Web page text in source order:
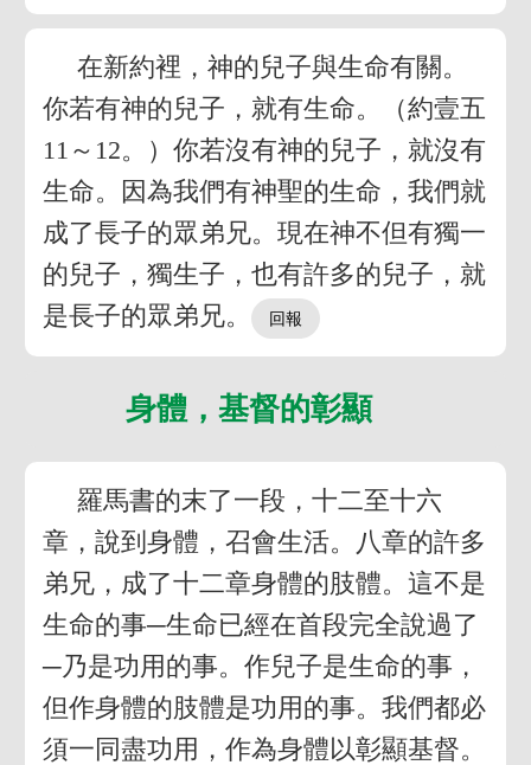
在新約裡，神的兒子與生命有關。
你若有神的兒子，就有生命。（約壹五
11～12。）你若沒有神的兒子，就沒有
生命。因為我們有神聖的生命，我們就
成了長子的眾弟兄。現在神不但有獨一
的兒子，獨生子，也有許多的兒子，就
是長子的眾弟兄。
身體，基督的彰顯
羅馬書的末了一段，十二至十六
章，說到身體，召會生活。八章的許多
弟兄，成了十二章身體的肢體。這不是
生命的事─生命已經在首段完全說過了
─乃是功用的事。作兒子是生命的事，
但作身體的肢體是功用的事。我們都必
須一同盡功用，作為身體以彰顯基督。